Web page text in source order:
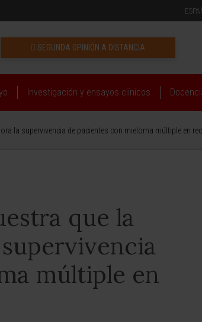
SEGUNDA OPINIÓN A DISTANCIA
Investigación y ensayos clínicos
la supervivencia de pacientes con mieloma múltiple en
que la
múltiple en